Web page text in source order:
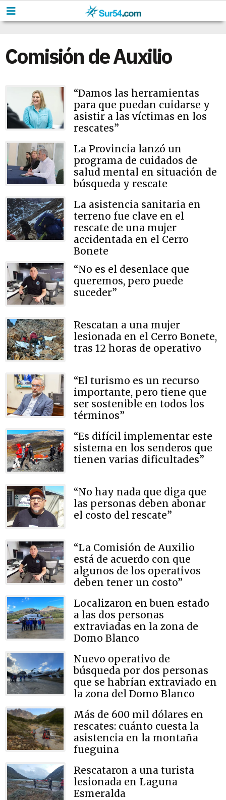
Comisión de Auxilio
“Damos las herramientas
para que puedan cuidarse y
asistir a las víctimas en los
rescates”
La Provincia lanzó un
programa de cuidados de
salud mental en situación de
búsqueda y rescate
La asistencia sanitaria en
terreno fue clave en el
rescate de una mujer
accidentada en el Cerro
Bonete
“No es el desenlace que
queremos, pero puede
suceder”
Rescatan a una mujer
lesionada en el Cerro Bonete,
tras 12 horas de operativo
“El turismo es un recurso
importante, pero tiene que
ser sostenible en todos los
términos”
“Es difícil implementar este
sistema en los senderos que
tienen varias dificultades”
“No hay nada que diga que
las personas deben abonar
el costo del rescate”
“La Comisión de Auxilio
está de acuerdo con que
algunos de los operativos
deben tener un costo”
Localizaron en buen estado
a las dos personas
extraviadas en la zona de
Domo Blanco
Nuevo operativo de
búsqueda por dos personas
que se habrían extraviado en
la zona del Domo Blanco
Más de 600 mil dólares en
rescates: cuánto cuesta la
asistencia en la montaña
fueguina
Rescataron a una turista
lesionada en Laguna
Esmeralda